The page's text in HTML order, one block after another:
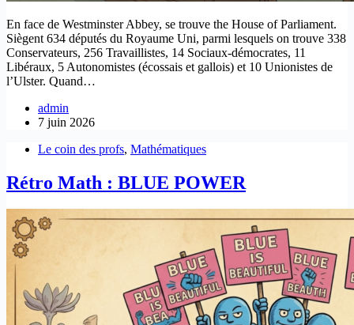
En face de Westminster Abbey, se trouve the House of Parliament.
Siègent 634 députés du Royaume Uni, parmi lesquels on trouve 338
Conservateurs, 256 Travaillistes, 14 Sociaux-démocrates, 11
Libéraux, 5 Autonomistes (écossais et gallois) et 10 Unionistes de
l’Ulster. Quand…
admin
7 juin 2026
Le coin des profs, Mathématiques
Rétro Math : BLUE POWER